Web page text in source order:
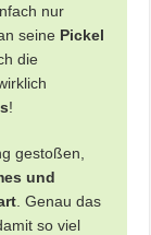
nur
seine Pickel
die
!
gestoßen,
und
. Genau das
so viel